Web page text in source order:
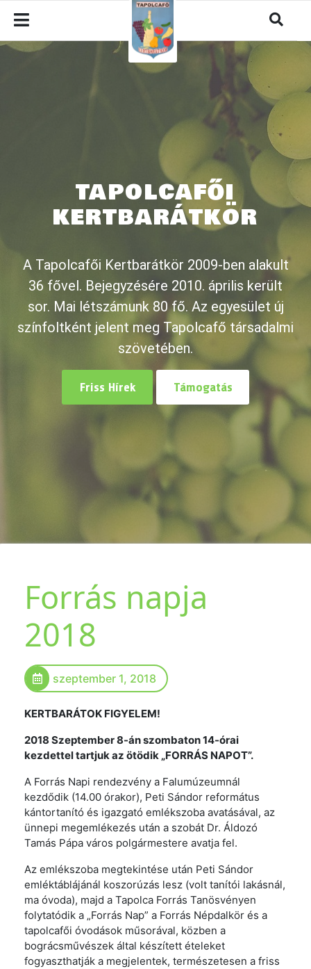
TAPOLCAFŐI
KERTBARÁTKÖR
A Tapolcafői Kertbarátkör 2009-ben alakult
36 fővel. Bejegyzésére 2010. április került
sor. Mai létszámunk 80 fő. Az egyesület új
színfoltként jelent meg Tapolcafő társadalmi
szövetében.
Friss Hírek Támogatás
Forrás napja
2018
szeptember 1, 2018
KERTBARÁTOK FIGYELEM!
2018 Szeptember 8-án szombaton 14-órai
kezdettel tartjuk az ötödik „FORRÁS NAPOT”.
A Forrás Napi rendezvény a Falumúzeumnál
kezdődik (14.00 órakor), Peti Sándor református
kántortanító és igazgató emlékszoba avatásával, az
ünnepi megemlékezés után a szobát Dr. Áldozó
Tamás Pápa város polgármestere avatja fel.
Az emlékszoba megtekintése után Peti Sándor
emléktáblájánál koszorúzás lesz (volt tanítói lakásnál,
ma óvoda), majd a Tapolca Forrás Tanösvényen
folytatódik a „Forrás Nap” a Forrás Népdalkör és a
tapolcafői óvodások műsorával, közben a
bográcsművészek által készített ételeket
fogyaszthatják a megjelentek, természetesen a friss